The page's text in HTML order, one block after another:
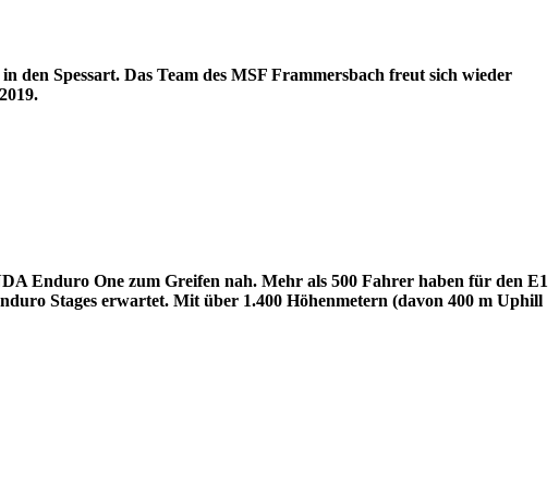
den Spessart. Das Team des MSF Frammersbach freut sich wieder
Enduro One zum Greifen nah. Mehr als 500 Fahrer haben für den E1
Stages erwartet. Mit über 1.400 Höhenmetern (davon 400 m Uphill